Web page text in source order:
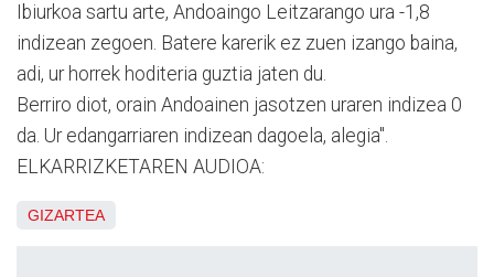
Ibiurkoa sartu arte, Andoaingo Leitzarango ura -1,8
indizean zegoen. Batere karerik ez zuen izango baina,
adi, ur horrek hoditeria guztia jaten du.
Berriro diot, orain Andoainen jasotzen uraren indizea 0
da. Ur edangarriaren indizean dagoela, alegia".
ELKARRIZKETAREN AUDIOA:
GIZARTEA